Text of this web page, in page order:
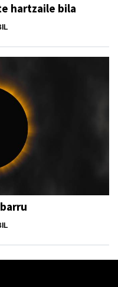
hartzaile bila